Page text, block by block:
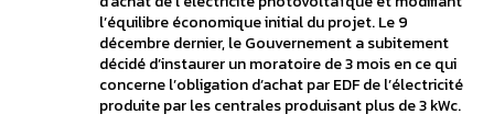
l’équilibre économique initial du projet. Le 9
décembre dernier, le Gouvernement a subitement
décidé d’instaurer un moratoire de 3 mois en ce qui
concerne l’obligation d’achat par EDF de l’électricité
produite par les centrales produisant plus de 3 kWc.